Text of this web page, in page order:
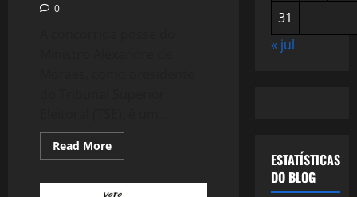
0
Read MoreRead
more
A
31
« jul
ESTATÍSTICAS
DO BLOG